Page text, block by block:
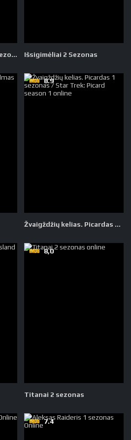
Rytdienos legendos (4 Sezonas) Išsigimėliai 2 Sezonas
Žvaigždžių kelias. Picardas 1 sezonas
8.9
Titanai 2 sezonas
8,0
7.4